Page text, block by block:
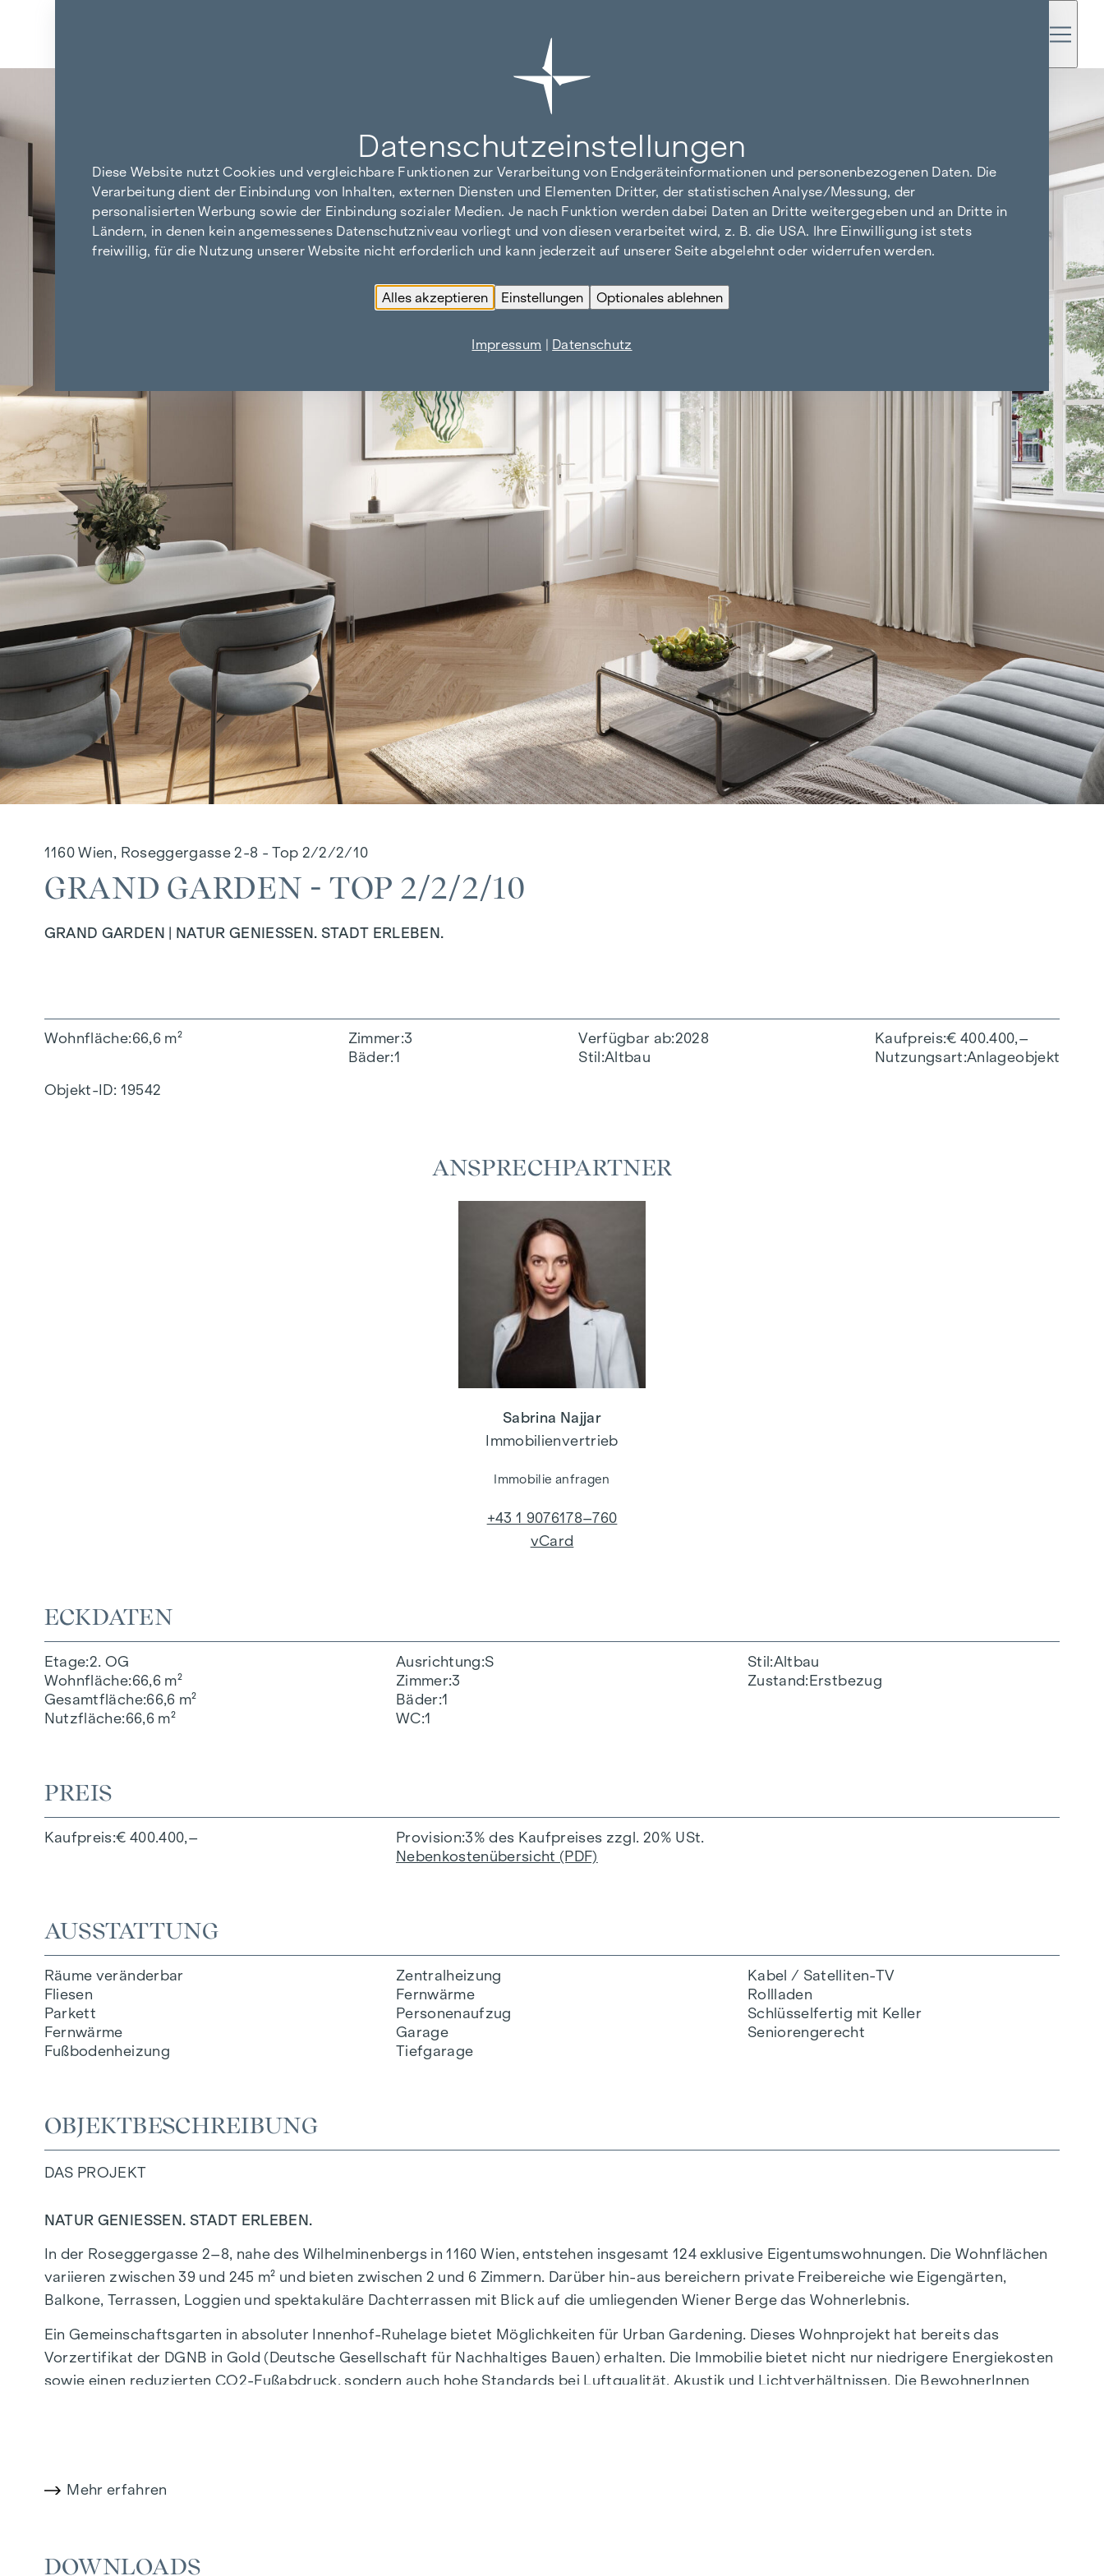
1160 Wien, Roseggergasse 2-8 - Top 2/2/2/10
GRAND GARDEN - TOP 2/2/2/10
GRAND GARDEN | NATUR GENIESSEN. STADT ERLEBEN.
Wohnfläche 66,6 m² Zimmer 3
Bäder 1
Verfügbar ab 2028
Stil Altbau
Kaufpreis € 400.400,–
Nutzungsart Anlageobjekt
Objekt-ID: 19542
ECKDATEN
Etage 2. OG
Wohnfläche 66,6 m²
Gesamtfläche 66,6 m²
Nutzfläche 66,6 m²
Ausrichtung S
Zimmer 3
Bäder 1
WC 1
Stil Altbau
Zustand Erstbezug
PREIS
Kaufpreis € 400.400,– Provision 3% des Kaufpreises zzgl. 20% USt.
Nebenkostenübersicht (PDF)
AUSSTATTUNG
Räume veränderbar
Fliesen
Parkett
Fernwärme
Fußbodenheizung
Zentralheizung
Fernwärme
Personenaufzug
Garage
Tiefgarage
Kabel / Satelliten-TV
Rollladen
Schlüsselfertig mit Keller
Seniorengerecht
OBJEKTBESCHREIBUNG
DAS PROJEKT
NATUR GENIESSEN. STADT ERLEBEN.
In der Roseggergasse 2–8, nahe des Wilhelminenbergs in 1160 Wien, entstehen insgesamt 124 exklusive Eigentumswohnungen. Die Wohnflächen
variieren zwischen 39 und 245 m² und bieten zwischen 2 und 6 Zimmern. Darüber hin-aus bereichern private Freibereiche wie Eigengärten,
Balkone, Terrassen, Loggien und spektakuläre Dachterrassen mit Blick auf die umliegenden Wiener Berge das Wohnerlebnis.
Ein Gemeinschaftsgarten in absoluter Innenhof-Ruhelage bietet Möglichkeiten für Urban Gardening. Dieses Wohnprojekt hat bereits das
Vorzertifikat der DGNB in Gold (Deutsche Gesellschaft für Nachhaltiges Bauen) erhalten. Die Immobilie bietet nicht nur niedrigere Energiekosten
sowie einen reduzierten CO2-Fußabdruck, sondern auch hohe Standards bei Luftqualität, Akustik und Lichtverhältnissen. Die BewohnerInnen
Die Gemeinschaftsplätze mit Bänken und Tischen laden zum entspannten Ver-weilen ein und bieten einen naturnahen Treffpunkt für alle
Mehr erfahren
DOWNLOADS
ANSPRECHPARTNER
Sabrina Najjar
Immobilienvertrieb
Immobilie anfragen
+43 1 9076178–760
vCard
Datenschutz­einstellungen
Diese Website nutzt Cookies und vergleichbare Funktionen zur Verarbeitung von Endgeräteinformationen und personenbezogenen Daten. Die
Verarbeitung dient der Einbindung von Inhalten, externen Diensten und Elementen Dritter, der statistischen Analyse/Messung, der
personalisierten Werbung sowie der Einbindung sozialer Medien. Je nach Funktion werden dabei Daten an Dritte weitergegeben und an Dritte in
Ländern, in denen kein angemessenes Datenschutzniveau vorliegt und von diesen verarbeitet wird, z. B. die USA. Ihre Einwilligung ist stets
freiwillig, für die Nutzung unserer Website nicht erforderlich und kann jederzeit auf unserer Seite abgelehnt oder widerrufen werden.
Alles akzeptieren Einstellungen Optionales ablehnen
Impressum | Datenschutz